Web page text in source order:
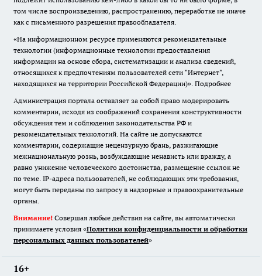
том числе воспроизведению, распространению, переработке не иначе
как с письменного разрешения правообладателя.
«На информационном ресурсе применяются рекомендательные
технологии (информационные технологии предоставления
информации на основе сбора, систематизации и анализа сведений,
относящихся к предпочтениям пользователей сети "Интернет",
находящихся на территории Российской Федерации)». Подробнее
Администрация портала оставляет за собой право модерировать
комментарии, исходя из соображений сохранения конструктивности
обсуждения тем и соблюдения законодательства РФ и
рекомендательных технологий. На сайте не допускаются
комментарии, содержащие нецензурную брань, разжигающие
межнациональную рознь, возбуждающие ненависть или вражду, а
равно унижение человеческого достоинства, размещение ссылок не
по теме. IP-адреса пользователей, не соблюдающих эти требования,
могут быть переданы по запросу в надзорные и правоохранительные
органы.
Внимание! Совершая любые действия на сайте, вы автоматически
принимаете условия «Политики конфиденциальности и обработки
персональных данных пользователей»
16+